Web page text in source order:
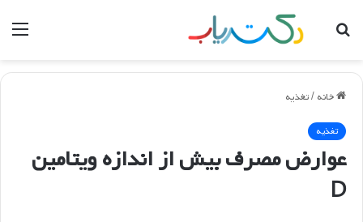
جستجو
خانه /تغذیه
تغذیه
عوارض مصرف بیش از اندازه ویتامین
D